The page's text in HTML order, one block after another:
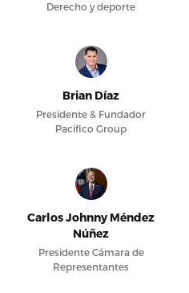
Derecho y deporte
Brian Díaz
Presidente & Fundador
Pacifico Group
Carlos Johnny Méndez
Núñez
Presidente Cámara de
Representantes